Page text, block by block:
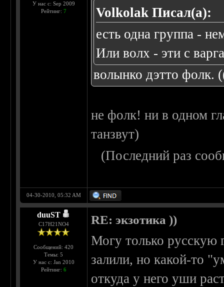
У нас с: Sep 2009
Рейтинг: 7
Volkolak Писал(а):
есть одна группа -
Или волх - эти с
волынко дэтто фолк.
не фолк! ни в одном
танзвут)
(Последний раз
04-30-2010, 05:32 AM
duuST
С17H21NO4
Сообщений: 420
Темы: 5
У нас с: Jan 2010
Рейтинг: 6
RE: экзотика ))
Могу только русскую
залили, но какой-то
откуда у него уши